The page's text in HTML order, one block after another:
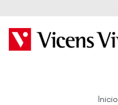
Inicio